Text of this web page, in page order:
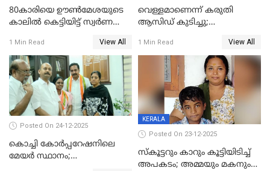
80കാരിയെ ഊൺമേശയുടെ
കാലിൽ കെട്ടിയിട്ട് സ്വർണവും
കൊച്ചുമകനും സുഹൃത്തും
അറസ്റ്റിൽ
1 Min Read View All
വെള്ളമാണെന്ന് കരുതി
ആസിഡ് കുടിച്ചു;
മരിച്ചു
1 Min Read View All
Posted On 24-12-2025
കൊച്ചി കോര്‍പ്പറേഷനിലെ
മേയര്‍ സ്ഥാനം;
KERALA
Posted On 23-12-2025
സ്കൂട്ടറും കാറും കൂട്ടിയിടിച്ച്
അപകടം; അമ്മയും മകനും